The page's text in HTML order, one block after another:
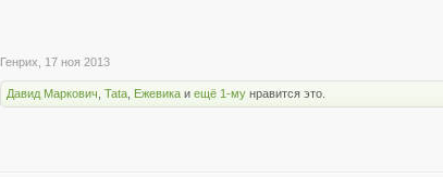
Генрих 17 ноя 2013
Давид Маркович ,Tata Ежевика иещё 1-му нравится это.